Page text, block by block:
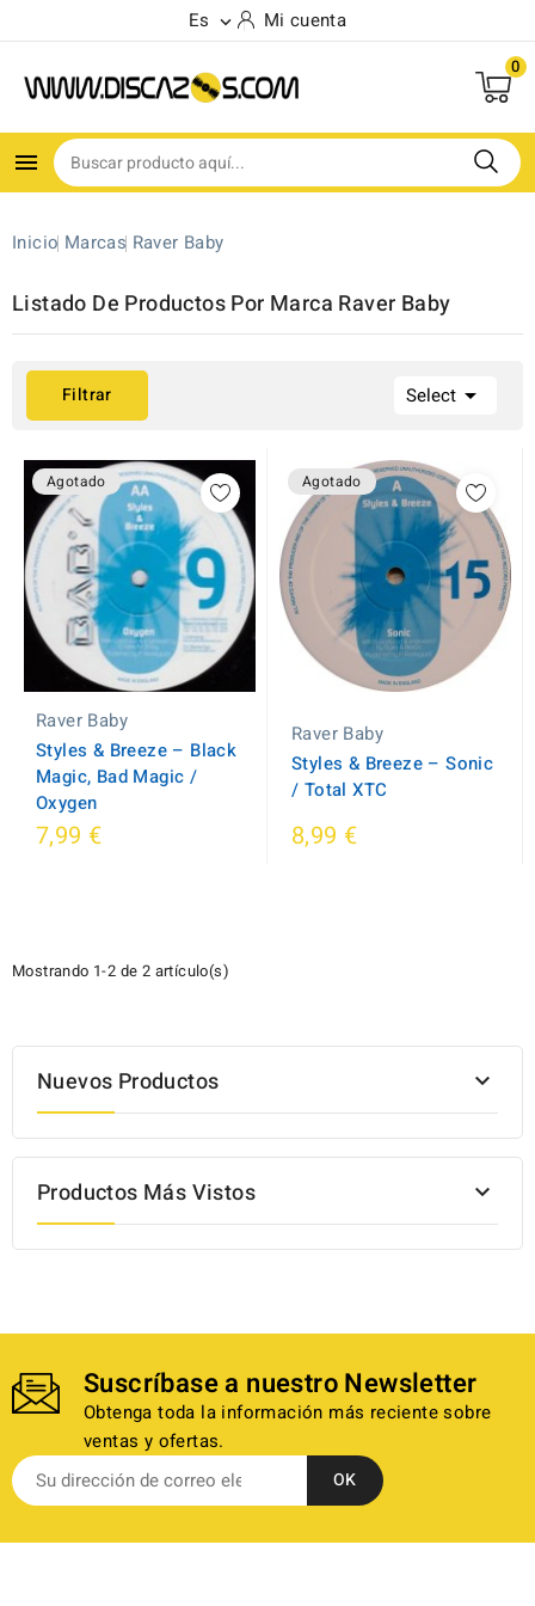
Es  Mi cuenta
0

Inicio Marcas Raver Baby
Listado De Productos Por Marca Raver Baby
Filtrar Select 
Agotado
Raver Baby
Styles & Breeze ‎– Black
Magic, Bad Magic /
Oxygen
7,99 €
Agotado
Raver Baby
Styles & Breeze ‎– Sonic
/ Total XTC
8,99 €
Mostrando 1-2 de 2 artículo(s)
Nuevos Productos 
Productos Más Vistos 
Suscríbase a nuestro Newsletter
Obtenga toda la información más reciente sobre
ventas y ofertas.